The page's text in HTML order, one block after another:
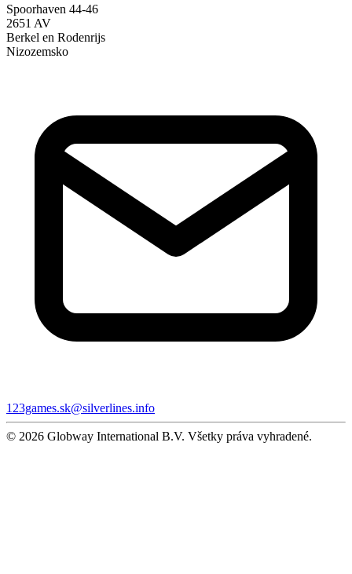
Spoorhaven 44-46
2651 AV
Berkel en Rodenrijs
Nizozemsko
123games.sk@silverlines.info
© 2026 Globway International B.V. Všetky práva vyhradené.